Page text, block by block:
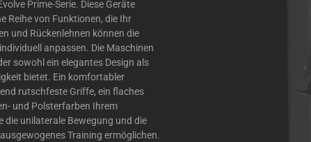
Prime-Serie. Diese Geräte
Reihe von Funktionen, die Ihr
und Rückenlehnen können die
anpassen. Die Maschinen
sowohl ein elegantes Design als
bietet. Ein komfortabler
rutschfeste Griffe, ein flaches
und Polsterfarben Ihrem
die unilaterale Bewegung und die
Training ermöglichen.